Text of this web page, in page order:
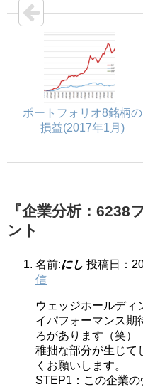
ポートフォリオ8銘柄の
損益(2017年1月)
『企業分析：6238
ント
名前:にし 投稿日：
信
ウェッジホールディ
イパフォーマンス期
ろがあります（笑）
稚拙な部分が生じて
くお願いします。
STEP1：この企業